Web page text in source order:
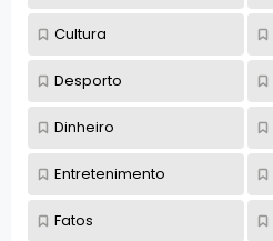
Cultura
Desporto
Dinheiro
Entretenimento
Fatos